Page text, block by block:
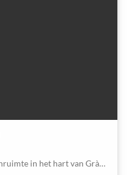
Lichte en veelzijdige evenementenruimte in het hart van Gràcia, Barcelona